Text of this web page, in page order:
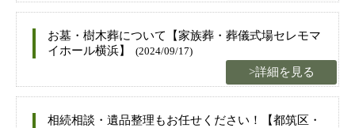
お墓・樹木葬について【家族葬・葬儀式場セレモマ
イホール横浜】
(2024/09/17)
>詳細を見る
相続相談・遺品整理もお任せください！【都筑区・